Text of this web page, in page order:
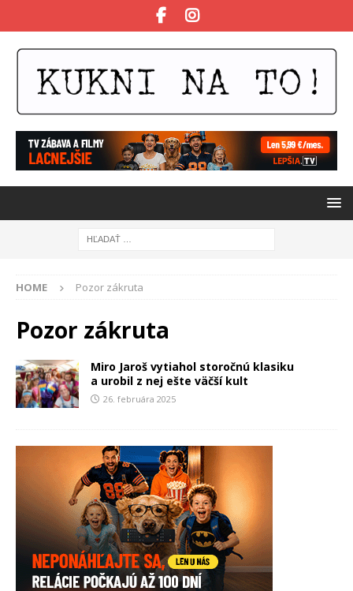
HOME Pozor zákruta
Pozor zákruta
Miro Jaroš vytiahol storočnú klasiku
a urobil z nej ešte väčší kult
26. februára 2025